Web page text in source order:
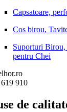
Capsatoare,
Cos birou,
Suporturi
pentru Chei
910
de